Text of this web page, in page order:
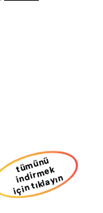
t
ü
m
ü
n
ü
i
n
dir
m
ek
için tıklayın